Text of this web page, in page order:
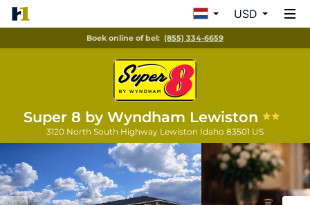
USD
Boek online of bel: (855) 334-6659
Super 8 by Wyndham Lewiston
3120 North South Highway Lewiston Idaho 83501 US